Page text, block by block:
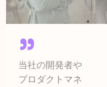
当社の開発者や
プロダクトマネ